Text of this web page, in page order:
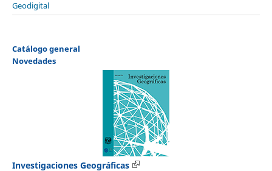
Geodigital
Catálogo general
Novedades
Investigaciones Geográficas